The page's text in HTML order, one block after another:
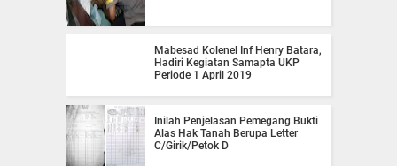
Mabesad Kolenel Inf Henry Batara,
Hadiri Kegiatan Samapta UKP
Periode 1 April 2019
Inilah Penjelasan Pemegang Bukti
Alas Hak Tanah Berupa Letter
C/Girik/Petok D